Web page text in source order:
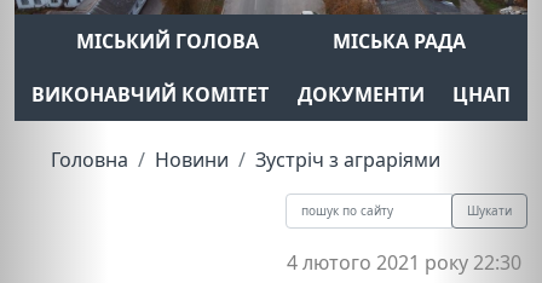
МІСЬКИЙ ГОЛОВА
МІСЬКА РАДА
ВИКОНАВЧИЙ КОМІТЕТ
ДОКУМЕНТИ ЦНАП
Головна Новини Зустріч з аграріями
Шукати
4 лютого 2021 року 22:30